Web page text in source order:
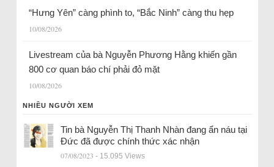
“Hưng Yên” càng phình to, “Bắc Ninh” càng thu hẹp
10/08/2026
Livestream của bà Nguyễn Phương Hằng khiến gần
800 cơ quan báo chí phải đỏ mặt
10/08/2026
NHIỀU NGƯỜI XEM
Tin bà Nguyễn Thị Thanh Nhàn đang ẩn náu tại
Đức đã được chính thức xác nhận
07/08/2023 - 15.095 Views